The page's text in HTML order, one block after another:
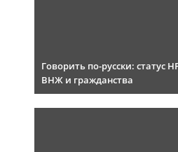
Говорить по-русски: статус
ВНЖ и гражданства